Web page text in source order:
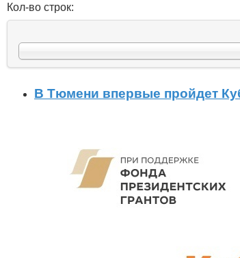
Кол-во строк:
В Тюмени впервые пройдет